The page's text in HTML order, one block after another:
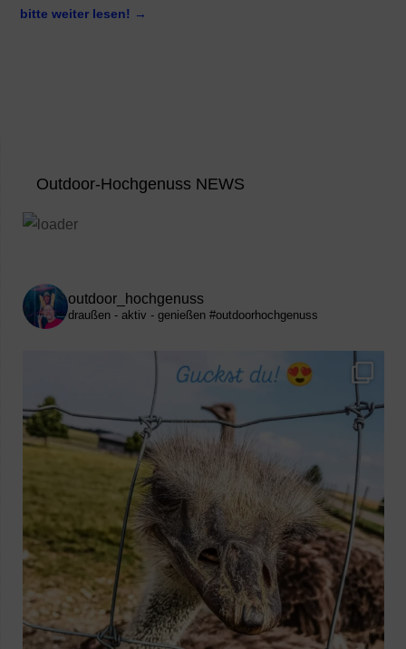
bitte weiter lesen! →
Outdoor-Hochgenuss NEWS
outdoor_hochgenuss
draußen - aktiv - genießen #outdoorhochgenuss